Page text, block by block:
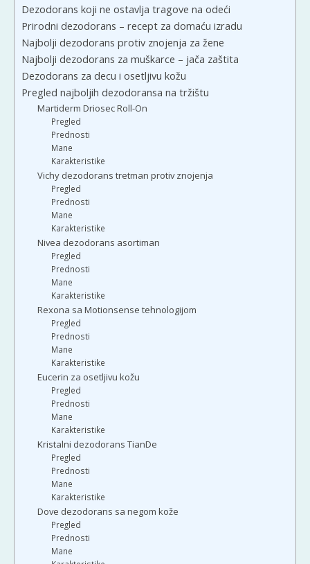
Dezodorans koji ne ostavlja tragove na odeći
Prirodni dezodorans – recept za domaću izradu
Najbolji dezodorans protiv znojenja za žene
Najbolji dezodorans za muškarce – jača zaštita
Dezodorans za decu i osetljivu kožu
Pregled najboljih dezodoransa na tržištu
Martiderm Driosec Roll-On
Pregled
Prednosti
Mane
Karakteristike
Vichy dezodorans tretman protiv znojenja
Pregled
Prednosti
Mane
Karakteristike
Nivea dezodorans asortiman
Pregled
Prednosti
Mane
Karakteristike
Rexona sa Motionsense tehnologijom
Pregled
Prednosti
Mane
Karakteristike
Eucerin za osetljivu kožu
Pregled
Prednosti
Mane
Karakteristike
Kristalni dezodorans TianDe
Pregled
Prednosti
Mane
Karakteristike
Dove dezodorans sa negom kože
Pregled
Prednosti
Mane